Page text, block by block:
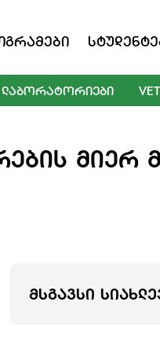
ᲚᲐᲑᲝᲠᲐᲢᲝᲠᲘᲔᲑᲘ
ᲛᲘᲔᲠ
ᲛᲡᲒᲐᲕᲡᲘ